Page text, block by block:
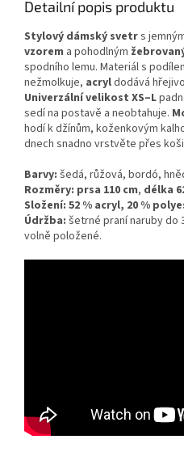
Detailní popis produktu
Stylový dámský svetrs
vzorem a pohodlným
spodního lemu. Materiál s
nežmolkuje, acryldodává
Univerzální velikost XS–L
sedí na postavě a neobtahuje.
hodí k džínům, koženkovým
dnech snadno vrstvěte přes
Barvy: šedá, růžová, bordó,
Rozměry: prsa 110 cm, délka
Složení: 52 % acryl, 20 %
Údržba: šetrné praní naruby do
volně položené.